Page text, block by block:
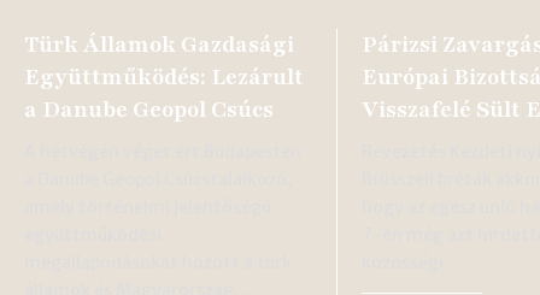
Türk Államok Gazdasági
Együttműködés: Lezárult
a Danube Geopol Csúcs
Párizsi
Európai
Visszafelé Sült